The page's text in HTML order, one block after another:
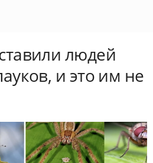
людей
и это им не